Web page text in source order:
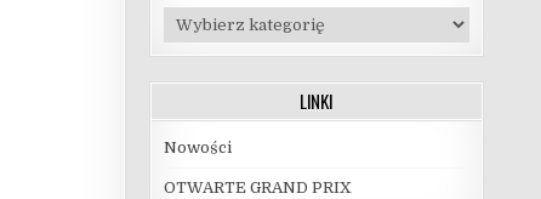
Kategorie
LINKI
Nowości
OTWARTE GRAND PRIX